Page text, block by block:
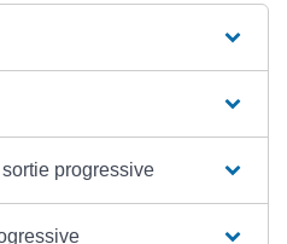
progressive